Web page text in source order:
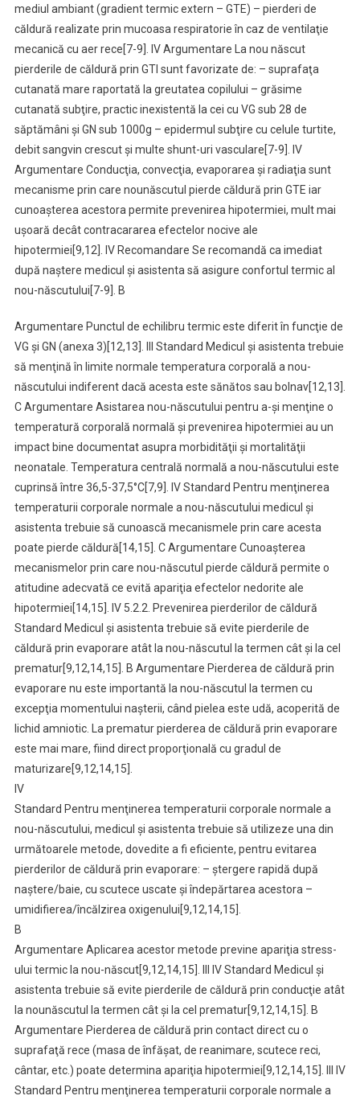
mediul ambiant (gradient termic extern – GTE) – pierderi de
căldură realizate prin mucoasa respiratorie în caz de ventilaţie
mecanică cu aer rece[7-9]. IV Argumentare La nou născut
pierderile de căldură prin GTI sunt favorizate de: – suprafaţa
cutanată mare raportată la greutatea copilului – grăsime
cutanată subţire, practic inexistentă la cei cu VG sub 28 de
săptămâni şi GN sub 1000g – epidermul subţire cu celule turtite,
debit sangvin crescut şi multe shunt-uri vasculare[7-9]. IV
Argumentare Conducţia, convecţia, evaporarea şi radiaţia sunt
mecanisme prin care nounăscutul pierde căldură prin GTE iar
cunoaşterea acestora permite prevenirea hipotermiei, mult mai
uşoară decât contracararea efectelor nocive ale
hipotermiei[9,12]. IV Recomandare Se recomandă ca imediat
după naştere medicul şi asistenta să asigure confortul termic al
nou-născutului[7-9]. B
Argumentare Punctul de echilibru termic este diferit în funcţie de
VG şi GN (anexa 3)[12,13]. III Standard Medicul şi asistenta trebuie
să menţină în limite normale temperatura corporală a nou-
născutului indiferent dacă acesta este sănătos sau bolnav[12,13].
C Argumentare Asistarea nou-născutului pentru a-şi menţine o
temperatură corporală normală şi prevenirea hipotermiei au un
impact bine documentat asupra morbidităţii şi mortalităţii
neonatale. Temperatura centrală normală a nou-născutului este
cuprinsă între 36,5-37,5°C[7,9]. IV Standard Pentru menţinerea
temperaturii corporale normale a nou-născutului medicul şi
asistenta trebuie să cunoască mecanismele prin care acesta
poate pierde căldură[14,15]. C Argumentare Cunoaşterea
mecanismelor prin care nou-născutul pierde căldură permite o
atitudine adecvată ce evită apariţia efectelor nedorite ale
hipotermiei[14,15]. IV 5.2.2. Prevenirea pierderilor de căldură
Standard Medicul şi asistenta trebuie să evite pierderile de
căldură prin evaporare atât la nou-născutul la termen cât şi la cel
prematur[9,12,14,15]. B Argumentare Pierderea de căldură prin
evaporare nu este importantă la nou-născutul la termen cu
excepţia momentului naşterii, când pielea este udă, acoperită de
lichid amniotic. La prematur pierderea de căldură prin evaporare
este mai mare, fiind direct proporţională cu gradul de
maturizare[9,12,14,15].
IV
Standard Pentru menţinerea temperaturii corporale normale a
nou-născutului, medicul şi asistenta trebuie să utilizeze una din
următoarele metode, dovedite a fi eficiente, pentru evitarea
pierderilor de căldură prin evaporare: – ştergere rapidă după
naştere/baie, cu scutece uscate şi îndepărtarea acestora –
umidifierea/încălzirea oxigenului[9,12,14,15].
B
Argumentare Aplicarea acestor metode previne apariţia stress-
ului termic la nou-născut[9,12,14,15]. III IV Standard Medicul şi
asistenta trebuie să evite pierderile de căldură prin conducţie atât
la nounăscutul la termen cât şi la cel prematur[9,12,14,15]. B
Argumentare Pierderea de căldură prin contact direct cu o
suprafaţă rece (masa de înfăşat, de reanimare, scutece reci,
cântar, etc.) poate determina apariţia hipotermiei[9,12,14,15]. III IV
Standard Pentru menţinerea temperaturii corporale normale a